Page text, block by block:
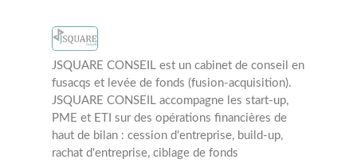
JSQUARE CONSEIL est un cabinet de conseil en
fusacqs et levée de fonds (fusion-acquisition).
JSQUARE CONSEIL accompagne les start-up,
PME et ETI sur des opérations financières de
haut de bilan : cession d'entreprise, build-up,
rachat d'entreprise, ciblage de fonds